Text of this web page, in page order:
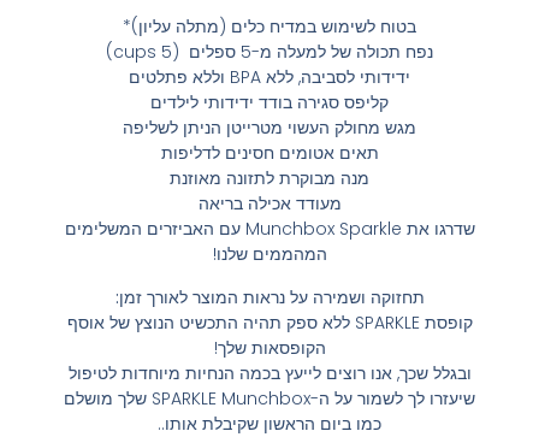
בטוח לשימוש במדיח כלים (מתלה עליון)*
נפח תכולה של למעלה מ-5 ספלים (cups 5)
ידידותי לסביבה, ללא BPA וללא פתלטים
קליפס סגירה בודד ידידותי לילדים
מגש מחולק העשוי מטרייטן הניתן לשליפה
תאים אטומים חסינים לדליפות
מנה מבוקרת לתזונה מאוזנת
מעודד אכילה בריאה
שדרגו את Munchbox Sparkle עם האביזרים המשלימים
המהממים שלנו!
תחזוקה ושמירה על נראות המוצר לאורך זמן:
קופסת SPARKLE ללא ספק תהיה התכשיט הנוצץ של אוסף
הקופסאות שלך!
ובגלל שכך, אנו רוצים לייעץ בכמה הנחיות מיוחדות לטיפול
שיעזרו לך לשמור על ה-SPARKLE Munchbox שלך מושלם
כמו ביום הראשון שקיבלת אותו..